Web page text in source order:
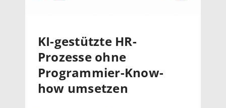
KI-gestützte HR-
Prozesse ohne
Programmier-Know-
how umsetzen